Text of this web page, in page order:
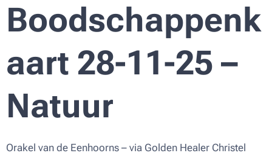
Boodschappenk
aart 28-11-25 –
Natuur
Orakel van de Eenhoorns – via Golden Healer Christel